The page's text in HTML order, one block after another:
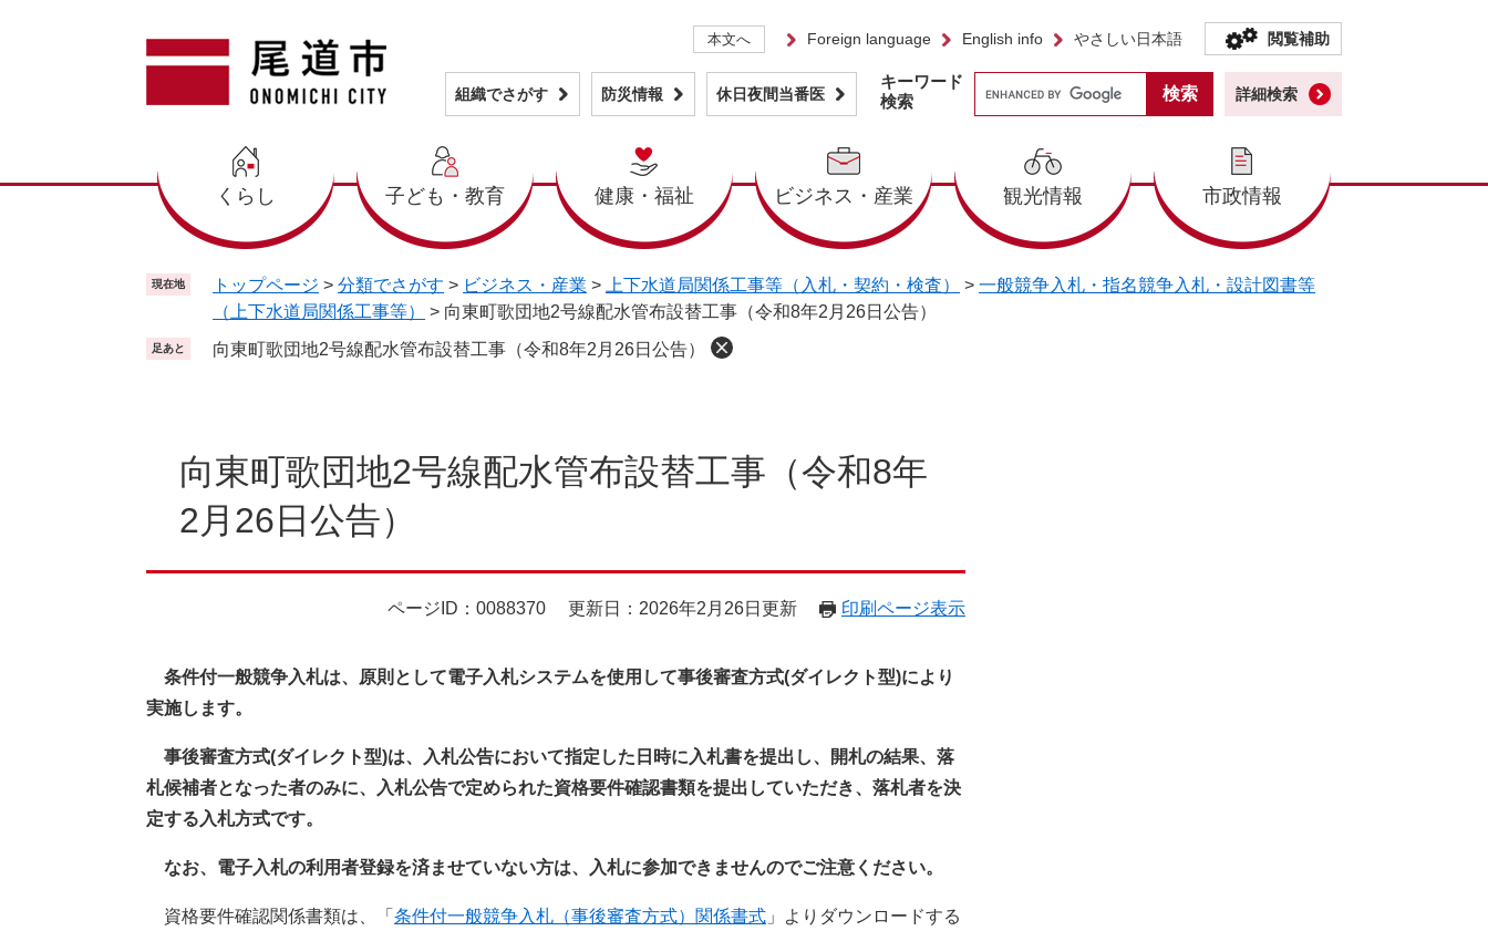
本文へ Foreign language English info やさしい日本語 閲覧補助
組織でさがす 防災情報 休日夜間当番医
くらし 子ども・教育 健康・福祉 ビジネス・産業 観光情報 市政情報
キーワード
検索
詳細検索
現在地 トップページ > 分類でさがす > ビジネス・産業 > 上下水道局関係工事等（入札・契約・検査） > 一般競争入札・指名競争入札・設計図書等
（上下水道局関係工事等）
> 向東町歌団地2号線配水管布設替工事（令和8年2月26日公告）
足あと 向東町歌団地2号線配水管布設替工事（令和8年2月26日公告）
向東町歌団地2号線配水管布設替工事（令和8年
2月26日公告）
ページID：0088370 更新日：2026年2月26日更新 印刷ページ表示
条件付一般競争入札は、原則として電子入札システムを使用して事後審査方式(ダイレクト型)により
実施します。
​ 事後審査方式(ダイレクト型)は、入札公告において指定した日時に入札書を提出し、開札の結果、落
札候補者となった者のみに、入札公告で定められた資格要件確認書類を提出していただき、落札者を決
定する入札方式です。
なお、電子入札の利用者登録を済ませていない方は、入札に参加できませんのでご注意ください。
資格要件確認関係書類は、「 条件付一般競争入札（事後審査方式）関係書式 」よりダウンロードする